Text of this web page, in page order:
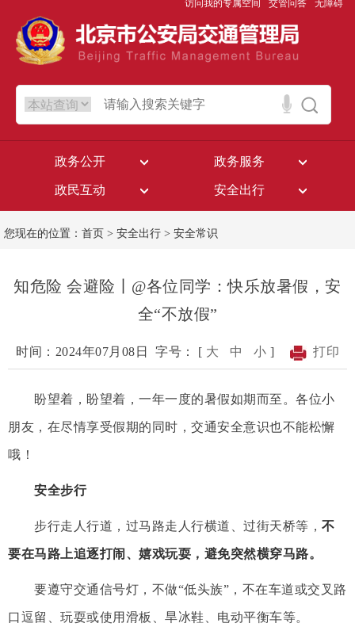
访问我的专属空间 交管问答 无障碍
政务公开 政务服务
政民互动 安全出行
您现在的位置： 首页 > 安全出行 > 安全常识
知危险 会避险丨@各位同学：快乐放暑假，安
全“不放假”
时间：2024年07月08日 字号： [ 大 中 小 ] 打印
盼望着，盼望着， 一年一度的暑假如期而至。各位小
朋友，在尽情享受假期的同时，交通安全意识也不能松懈
哦！
安全步行
步行走人行道，过马路走人行横道、过街天桥等， 不
要在马路上追逐打闹、嬉戏玩耍，避免突然横穿马路。
要遵守交通信号灯，不做“低头族” ，不在车道或交叉路
口逗留、玩耍或使用滑板、旱冰鞋、电动平衡车等。